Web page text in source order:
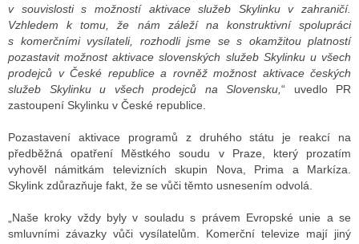
INTERNET
RÁDIA
STRÁNKY RÁDIÍ
STRÁNKY TV
v souvislosti s možností aktivace služeb Skylinku v zahraničí.
Vzhledem k tomu, že nám záleží na konstruktivní spolupráci
s komerčními vysílateli, rozhodli jsme se s okamžitou platností
pozastavit možnost aktivace slovenských služeb Skylinku u všech
prodejců v České republice a rovněž možnost aktivace českých
služeb Skylinku u všech prodejců na Slovensku, “ uvedlo PR
zastoupení Skylinku v České republice.
Pozastavení aktivace programů z druhého státu je reakcí na
předběžná opatření Městkého soudu v Praze, který prozatím
vyhověl námitkám televizních skupin Nova, Prima a Markíza.
Skylink zdůrazňuje fakt, že se vůči těmto usnesením odvolá.
„Naše kroky vždy byly v souladu s právem Evropské unie a se
smluvními závazky vůči vysílatelům. Komerční televize mají jiný